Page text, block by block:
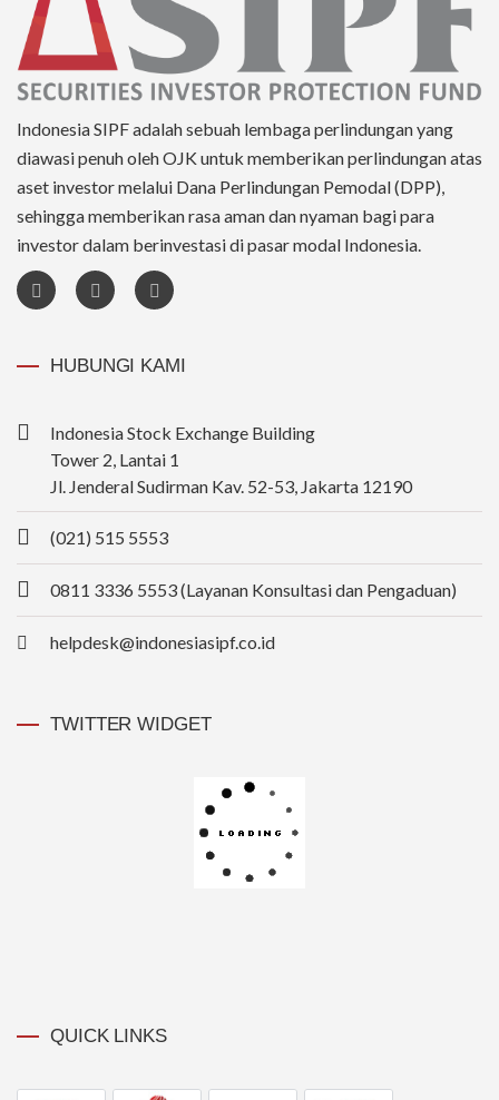
Indonesia SIPF adalah sebuah lembaga perlindungan yang
diawasi penuh oleh OJK untuk memberikan perlindungan atas
aset investor melalui Dana Perlindungan Pemodal (DPP),
sehingga memberikan rasa aman dan nyaman bagi para
investor dalam berinvestasi di pasar modal Indonesia.
HUBUNGI KAMI
Indonesia Stock Exchange Building
Tower 2, Lantai 1
Jl. Jenderal Sudirman Kav. 52-53, Jakarta 12190
(021) 515 5553
0811 3336 5553 (Layanan Konsultasi dan Pengaduan)
helpdesk@indonesiasipf.co.id
TWITTER WIDGET
QUICK LINKS